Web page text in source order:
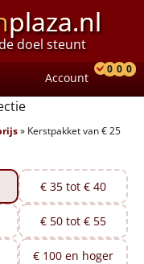
plaza.nl
doel steunt
Account
0 0 0
» Kerstpakket van € 25
€ 35 tot € 40
€ 50 tot € 55
€ 100 en hoger